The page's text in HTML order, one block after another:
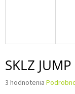
SKLZ
Priemerné
3 hodnotenia